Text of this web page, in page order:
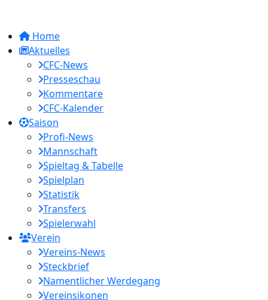
Home
Aktuelles
CFC-News
Presseschau
Kommentare
CFC-Kalender
Saison
Profi-News
Mannschaft
Spieltag & Tabelle
Spielplan
Statistik
Transfers
Spielerwahl
Verein
Vereins-News
Steckbrief
Namentlicher Werdegang
Vereinsikonen